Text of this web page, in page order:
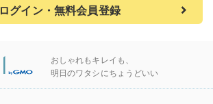
ログイン・無料会員登録
おしゃれもキレイも、
明日のワタシにちょうどいい